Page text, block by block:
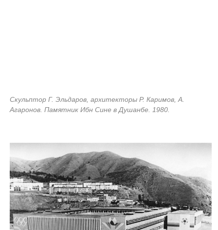
Скульптор Г. Эльдаров, архитекторы Р. Каримов, А.
Агаронов. Памятник Ибн Сине в Душанбе. 1980.